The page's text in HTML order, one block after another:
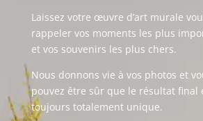
Laissez votre œuvre d’art murale
rappeler vos moments les plus
et vos souvenirs les plus chers.
Nous donnons vie à vos photos et
pouvez être sûr que le résultat final
toujours totalement unique.